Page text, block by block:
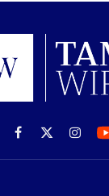
Facebook
X
(Twitter)